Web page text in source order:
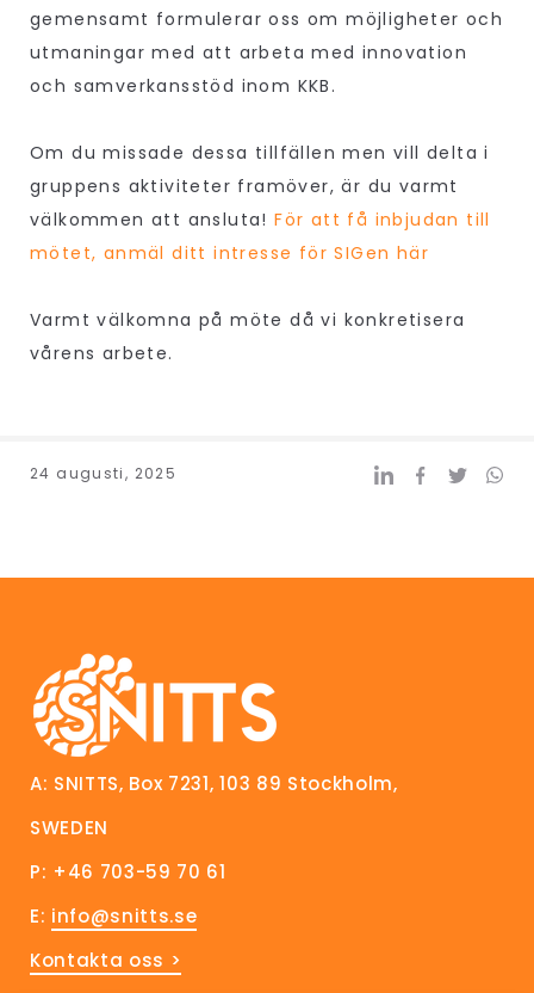
gemensamt formulerar oss om möjligheter och
utmaningar med att arbeta med innovation
och samverkansstöd inom KKB.
Om du missade dessa tillfällen men vill delta i
gruppens aktiviteter framöver, är du varmt
välkommen att ansluta! För att få inbjudan till
mötet, anmäl ditt intresse för SIGen här
Varmt välkomna på möte då vi konkretisera
vårens arbete.
24 augusti, 2025
A: SNITTS, Box 7231, 103 89 Stockholm,
SWEDEN
P: +46 703-59 70 61
E: info@snitts.se
Kontakta oss >